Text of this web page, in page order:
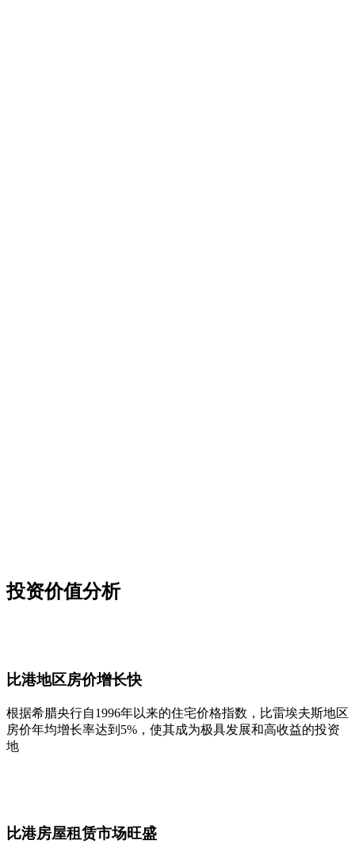
投资价值分析
比港地区房价增长快
根据希腊央行自1996年以来的住宅价格指数，比雷埃夫斯地区
房价年均增长率达到5%，使其成为极具发展和高收益的投资
地
比港房屋租赁市场旺盛